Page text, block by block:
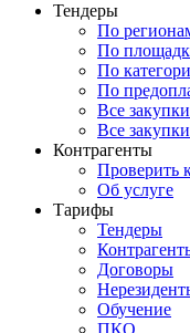
Тендеры
По
По
По
По
Все
Все
Контрагенты
Проверить
Об услуге
Тарифы
Тендеры
Договоры
Обучение